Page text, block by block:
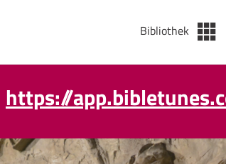
Bibliothek
https://